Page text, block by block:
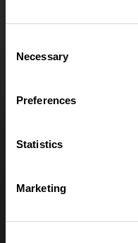
Selection
Necessary
Preferences
Statistics
Marketing
Funzionalità
Offerta club e organizzatori
Carta regalo
Centro assistenza
Lingua
🇮🇹 Italiano